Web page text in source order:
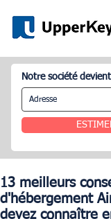
Notre société
13 meilleurs
d'hébergement
devez connaître